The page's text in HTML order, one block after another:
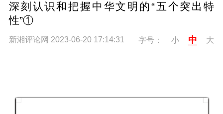
深刻认识和把握中华文明的“五个突出特
性”①
新湘评论网 2023-06-20 17:14:31 字号： 小 中 大